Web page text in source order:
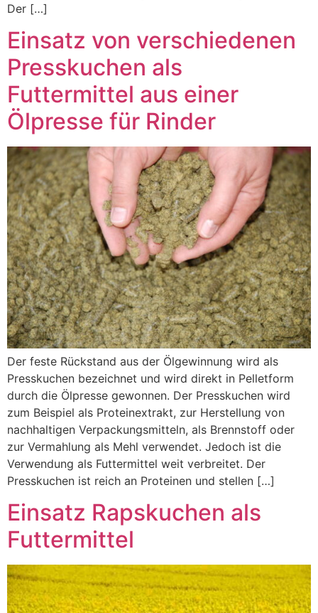
Der […]
Einsatz von verschiedenen
Presskuchen als
Futtermittel aus einer
Ölpresse für Rinder
Der feste Rückstand aus der Ölgewinnung wird als
Presskuchen bezeichnet und wird direkt in Pelletform
durch die Ölpresse gewonnen. Der Presskuchen wird
zum Beispiel als Proteinextrakt, zur Herstellung von
nachhaltigen Verpackungsmitteln, als Brennstoff oder
zur Vermahlung als Mehl verwendet. Jedoch ist die
Verwendung als Futtermittel weit verbreitet. Der
Presskuchen ist reich an Proteinen und stellen […]
Einsatz Rapskuchen als
Futtermittel